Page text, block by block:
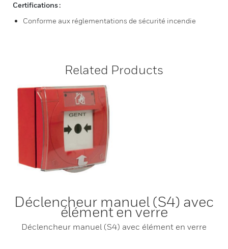
Certifications :
Conforme aux réglementations de sécurité incendie
Related Products
Déclencheur manuel (S4) avec
élément en verre
Déclencheur manuel (S4) avec élément en verre